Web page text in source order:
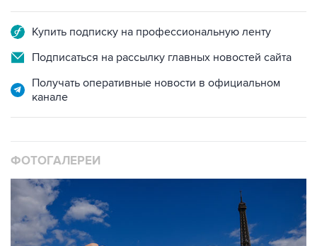
Купить подписку на профессиональную ленту
Подписаться на рассылку главных новостей сайта
Получать оперативные новости в официальном
канале
ФОТОГАЛЕРЕИ